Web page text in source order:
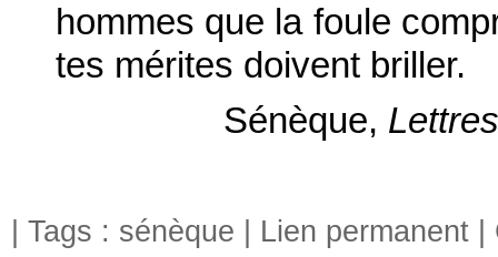
hommes que la foule
tes mérites doivent briller.
Sénèque,
| Tags : sénèque Lien permanent